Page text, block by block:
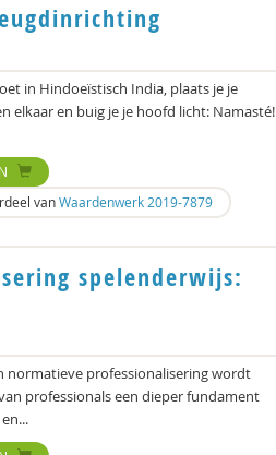
in Hindoeïstisch India, plaats je je
elkaar en buig je je hoofd licht: Namasté!
vanWaardenwerk 2019-7879
spelenderwijs:
normatieve professionalisering wordt
professionals een dieper fundament